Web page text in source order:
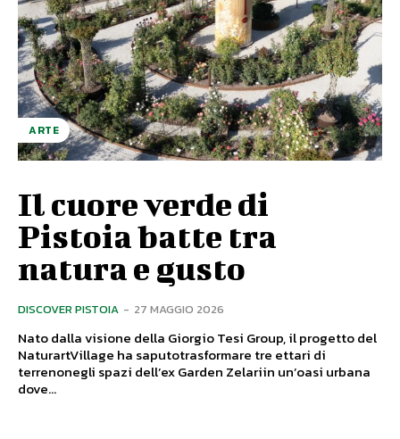
ARTE
Il cuore verde di
Pistoia batte tra
natura e gusto
DISCOVER PISTOIA - 27 MAGGIO 2026
Nato dalla visione della Giorgio Tesi Group, il progetto del
NaturartVillage ha saputotrasformare tre ettari di
terrenonegli spazi dell’ex Garden Zelariin un’oasi urbana
dove...